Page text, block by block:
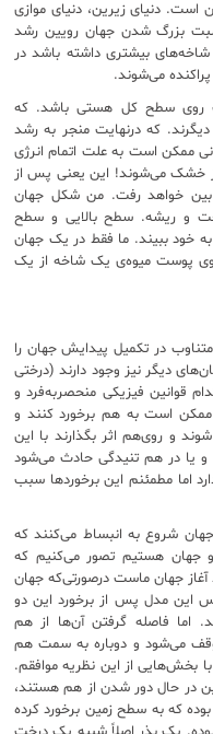
دنیای زیرین، دنیای موازی
بزرگ شدن جهان رویین رشد
بیشتری داشته باشد در
می‌شوند.
روی سطح کل هستی باشد. که
که درنهایت منجر به رشد
ممکن است به علت اتمام انرژی
خشک می‌شوند! این یعنی پس از
بین خواهد رفت. من شکل جهان
و ریشه. سطح بالایی و سطح
به خود ببیند. ما فقط در یک جهان
پوست میوه‌ی یک شاخه از یک
در تکمیل پیدایش جهان را
دیگر نیز وجود دارند (درختی
قوانین فیزیکی منحصربه‌فرد و
ممکن است به هم برخورد کنند و
و روی‌هم اثر بگذارند با این
و یا در هم تنیدگی حادث می‌شود
اما مطمئنم این برخوردها سبب
شروع به انبساط می‌کنند که
جهان هستیم تصور می‌کنیم که
آغاز جهان ماست درصورتی‌که جهان
این مدل پس از برخورد این دو
اما فاصله گرفتن آن‌ها از هم
می‌شود و دوباره به سمت هم
بخش‌هایی از این نظریه موافقم.
در حال دور شدن از هم هستند،
که به سطح زمین برخورد کرده